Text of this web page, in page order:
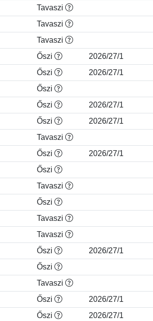
Tavaszi
Tavaszi
Tavaszi
Őszi 2026/27/1
Őszi 2026/27/1
Őszi
Őszi 2026/27/1
Őszi 2026/27/1
Tavaszi
Őszi 2026/27/1
Őszi
Tavaszi
Őszi
Tavaszi
Tavaszi
Őszi 2026/27/1
Őszi
Tavaszi
Őszi 2026/27/1
Őszi 2026/27/1